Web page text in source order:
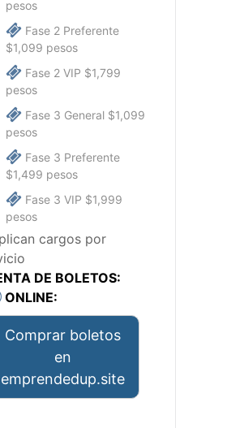
pesos
Fase 2 Preferente
$1,099 pesos
Fase 2 VIP $1,799
pesos
Fase 3 General $1,099
pesos
Fase 3 Preferente
$1,499 pesos
Fase 3 VIP $1,999
pesos
cargos por
DE BOLETOS:
ONLINE:
Comprar boletos
en
emprendedup.site